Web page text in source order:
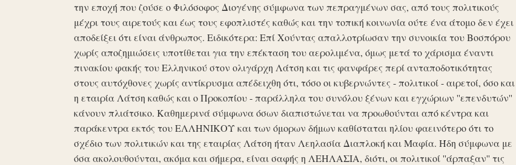
την εποχή που ζούσε ο Φιλόσοφος Διογένης σύμφωνα των πεπραγμένων σας, από τους πολιτικούς
μέχρι τους αιρετούς και έως τους εφοπλιστές καθώς και την τοπική κοινωνία ούτε ένα άτομο δεν έχει
αποδείξει ότι είναι άνθρωπος. Ειδικότερα: Επί Χούντας απαλλοτρίωσαν την συνοικία του Βοσπόρου
χωρίς αποζημιώσεις υποτίθεται για την επέκταση του αερολιμένα, όμως μετά το χάρισμα έναντι
πινακίου φακής του Ελληνικού στον ολιγάρχη Λάτση και τις φανφάρες περί ανταποδοτικότητας
στους αυτόχθονες χωρίς αντίκρυσμα απέδειχθη ότι, τόσο οι κυβερνώντες - πολιτικοί - αιρετοί, όσο και
η εταιρία Λάτση καθώς και ο Προκοπίου - παράλληλα του συνόλου ξένων και εγχώριων ''επενδυτών''
κάνουν πλιάτσικο. Καθημερινά σύμφωνα όσων διαπιστώνεται να προωθούνται από κέντρα και
παράκεντρα εκτός του ΕΛΛΗΝΙΚΟΥ και των όμορων δήμων καθίσταται ηλίου φαεινότερο ότι το
σχέδιο των πολιτικών και της εταιρίας Λάτση ήταν Λεηλασία Διαπλοκή και Μαφία. Ήδη σύμφωνα με
όσα ακολουθούνται, ακόμα και σήμερα, είναι σαφής η ΛΕΗΛΑΣΙΑ, διότι, οι πολιτικοί ''άρπαξαν'' τις